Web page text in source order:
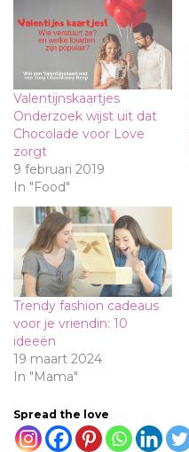
Valentijnskaartjes
Onderzoek wijst uit dat
Chocolade voor Love
zorgt
9 februari 2019
In "Food"
Trendy fashion cadeaus
voor je vriendin: 10
ideeën
19 maart 2024
In "Mama"
Spread the love